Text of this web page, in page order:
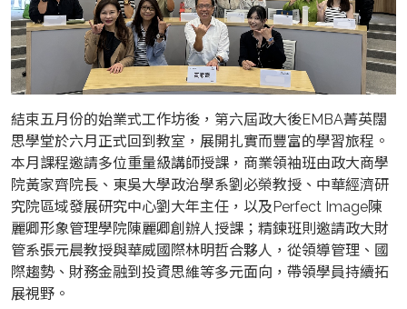
結束五月份的始業式工作坊後，第六屆政大後EMBA菁英闊
思學堂於六月正式回到教室，展開扎實而豐富的學習旅程。
本月課程邀請多位重量級講師授課，商業領袖班由政大商學
院黃家齊院長、東吳大學政治學系劉必榮教授、中華經濟研
究院區域發展研究中心劉大年主任，以及Perfect Image陳
麗卿形象管理學院陳麗卿創辦人授課；精鍊班則邀請政大財
管系張元晨教授與華威國際林明哲合夥人，從領導管理、國
際趨勢、財務金融到投資思維等多元面向，帶領學員持續拓
展視野。